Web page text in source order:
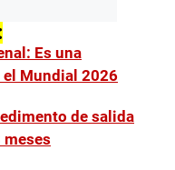
Es una
Mundial 2026
de salida
meses